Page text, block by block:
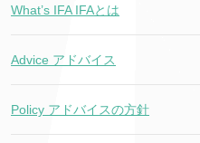
What’s IFA IFAとは
Advice アドバイス
Policy アドバイスの方針